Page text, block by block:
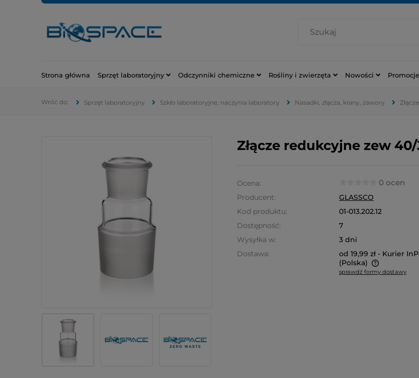
Strona główna Sprzęt laboratoryjny Odczynniki chemiczne Rośliny i zwierzęta Nowości Promocje
Sprzęt laboratoryjny Szkło laboratoryjne, naczynia laboratory Nasadki, złącza, krany, zawory
Złącze redukcyjne zew
Ocena: 0 ocen
Producent:
GLASSCO
Kod produktu:
01-013.202.12
Dostępność:
7
Wysyłka w:
3 dni
Dostawa:
od 19,99 zł - Kurier
(Polska)
sprawdź formy dostawy